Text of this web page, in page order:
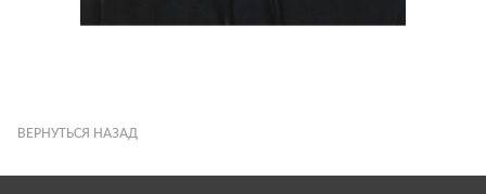
ВЕРНУТЬСЯ НАЗАД